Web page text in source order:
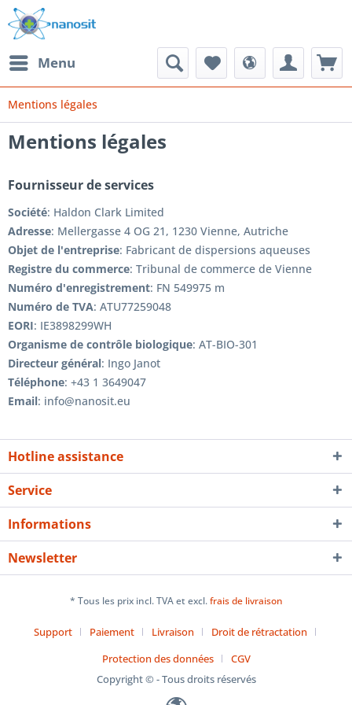
Menu
Mentions légales
Mentions légales
Fournisseur de services
Société: Haldon Clark Limited
Adresse: Mellergasse 4 OG 21, 1230 Vienne, Autriche
Objet de l'entreprise: Fabricant de dispersions aqueuses
Registre du commerce: Tribunal de commerce de Vienne
Numéro d'enregistrement: FN 549975 m
Numéro de TVA: ATU77259048
EORI: IE3898299WH
Organisme de contrôle biologique: AT-BIO-301
Directeur général: Ingo Janot
Téléphone: +43 1 3649047
Email: info@nanosit.eu
Hotline assistance
Service
Informations
Newsletter
* Tous les prix incl. TVA et excl.frais de livraison
Support Paiement Livraison
Droit de rétractation
Protection des données
CGV
Copyright © - Tous droits réservés